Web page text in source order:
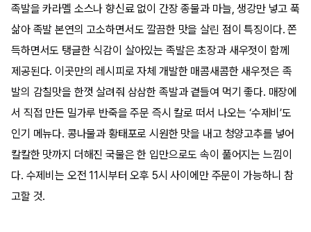
족발을 카라멜 소스나 향신료 없이 간장 종물과 마늘, 생강만 넣고 푹
삶아 족발 본연의 고소하면서도 깔끔한 맛을 살린 점이 특징이다. 쫀
득하면서도 탱글한 식감이 살아있는 족발은 초장과 새우젓이 함께
제공된다. 이곳만의 레시피로 자체 개발한 매콤새콤한 새우젓은 족
발의 감칠맛을 한껏 살려줘 삼삼한 족발과 곁들여 먹기 좋다. 매장에
서 직접 만든 밀가루 반죽을 주문 즉시 칼로 떠서 나오는 ‘수제비’도
인기 메뉴다. 콩나물과 황태포로 시원한 맛을 내고 청양고추를 넣어
칼칼한 맛까지 더해진 국물은 한 입만으로도 속이 풀어지는 느낌이
다. 수제비는 오전 11시부터 오후 5시 사이에만 주문이 가능하니 참
고할 것.